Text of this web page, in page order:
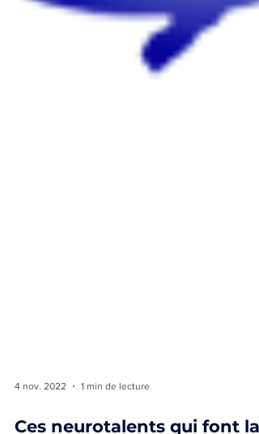
4 nov. 2022 1 min de lecture